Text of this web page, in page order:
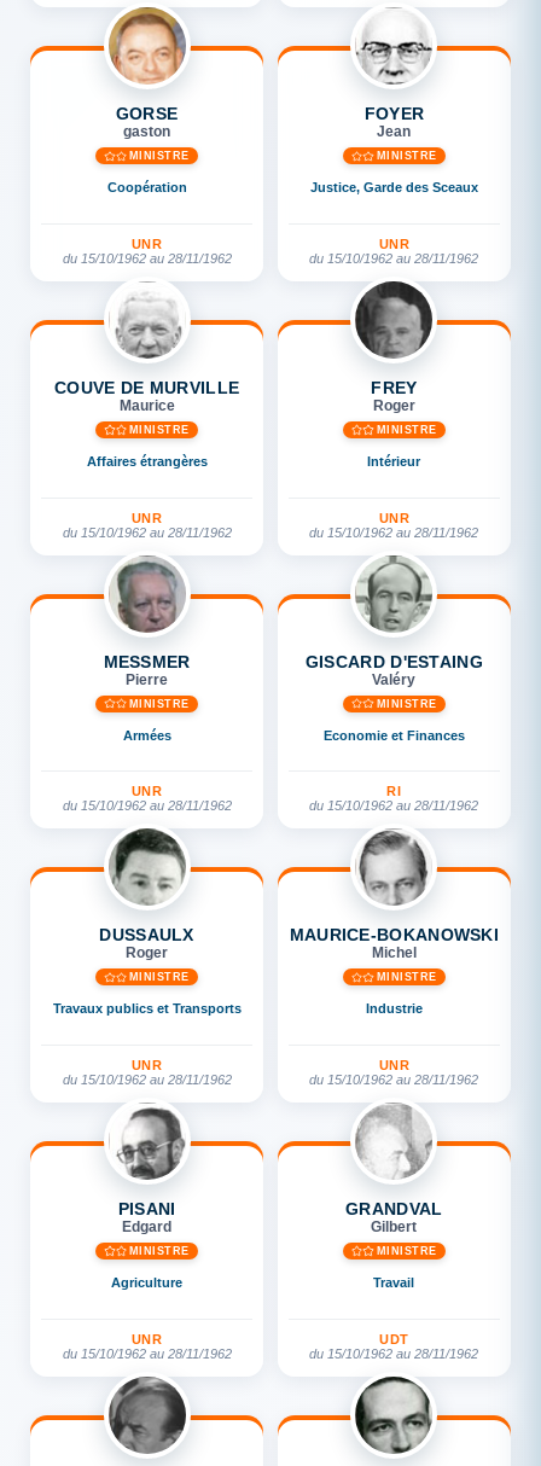
GORSE
gaston
MINISTRE
Coopération
UNR
du 15/10/1962 au 28/11/1962
FOYER
Jean
MINISTRE
Justice, Garde des Sceaux
UNR
du 15/10/1962 au 28/11/1962
COUVE DE MURVILLE
Maurice
MINISTRE
Affaires étrangères
UNR
du 15/10/1962 au 28/11/1962
FREY
Roger
MINISTRE
Intérieur
UNR
du 15/10/1962 au 28/11/1962
MESSMER
Pierre
MINISTRE
Armées
UNR
du 15/10/1962 au 28/11/1962
GISCARD D'ESTAING
Valéry
MINISTRE
Economie et Finances
RI
du 15/10/1962 au 28/11/1962
DUSSAULX
Roger
MINISTRE
Travaux publics et Transports
UNR
du 15/10/1962 au 28/11/1962
MAURICE-BOKANOWSKI
Michel
MINISTRE
Industrie
UNR
du 15/10/1962 au 28/11/1962
PISANI
Edgard
MINISTRE
Agriculture
UNR
du 15/10/1962 au 28/11/1962
GRANDVAL
Gilbert
MINISTRE
Travail
UDT
du 15/10/1962 au 28/11/1962